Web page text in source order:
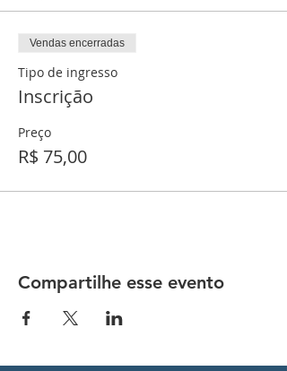
Vendas encerradas
Tipo de ingresso
Inscrição
Preço
R$ 75,00
Compartilhe esse evento